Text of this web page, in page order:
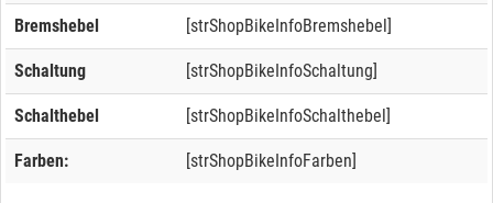
Bremshebel [strShopBikeInfoBremshebel]
Schaltung [strShopBikeInfoSchaltung]
Schalthebel [strShopBikeInfoSchalthebel]
Farben: [strShopBikeInfoFarben]